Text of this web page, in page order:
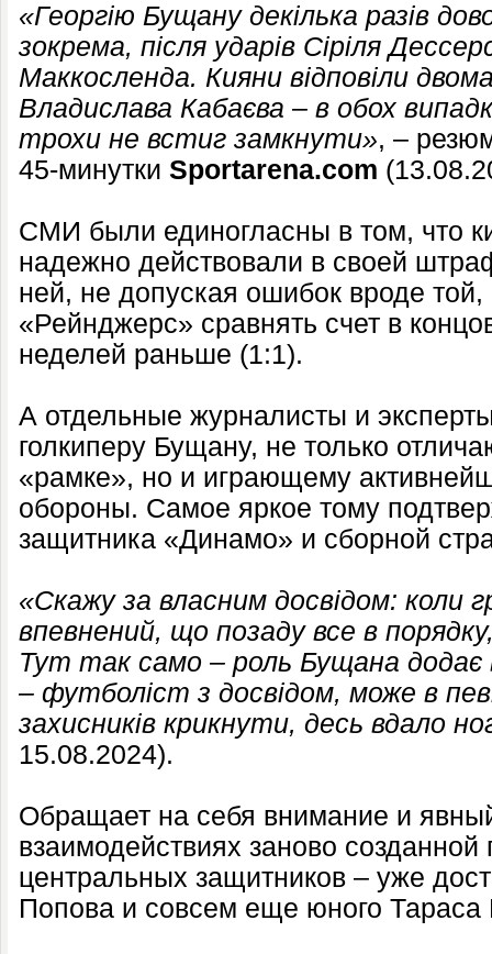
«Георгію Бущану декілька разів
зокрема, після ударів Сіріля
Маккосленда. Кияни відповіли
Владислава Кабаєва – в обох
трохи не встиг замкнути», –
45-минутки Sportarena.com
СМИ были единогласны в том, что
надежно действовали в своей
ней, не допуская ошибок вроде той,
«Рейнджерс» сравнять счет в
неделей раньше (1:1).
А отдельные журналисты и
голкиперу Бущану, не только
«рамке», но и играющему
обороны. Самое яркое тому
защитника «Динамо» и сборной
«Скажу за власним досвідом: коли
впевнений, що позаду все в порядку,
Тут так само – роль Бущана додає
– футболіст з досвідом, може в
захисників крикнути, десь вдало
15.08.2024).
Обращает на себя внимание и
взаимодействиях заново созданной
центральных защитников – уже
Попова и совсем еще юного Тараса